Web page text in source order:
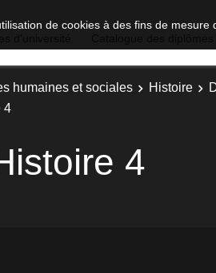
de cookies à des fins de mesure
humaines et sociales Histoire
4
4